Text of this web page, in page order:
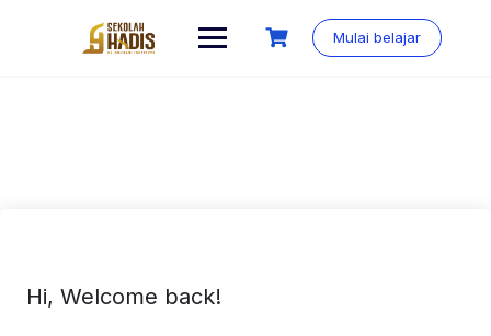
Mulai belajar
Hi, Welcome back!